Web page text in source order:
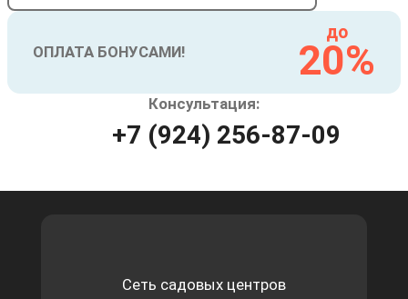
ОПЛАТА БОНУСАМИ!
до
20%
Консультация:
+7 (924) 256-87-09
Сеть садовых центров